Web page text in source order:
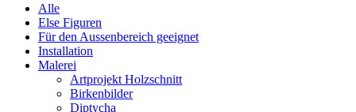
Alle
Else Figuren
Für den Aussenbereich geeignet
Installation
Malerei
Artprojekt Holzschnitt
Birkenbilder
Diptycha